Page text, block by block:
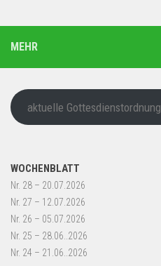
MEHR
aktuelle Gottesdienstordnung
WOCHENBLATT
Nr. 28 – 20.07.2026
Nr. 27 – 12.07.2026
Nr. 26 – 05.07.2026
Nr. 25 – 28.06..2026
Nr. 24 – 21.06..2026